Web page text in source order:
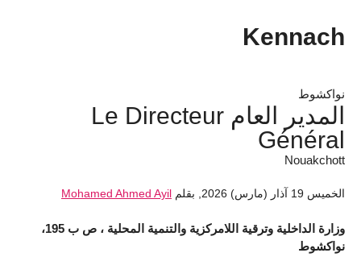
Kennach
نواكشوط
المدير العام Le Directeur
Général
Nouakchott
الخميس 19 آذار (مارس) 2026 بقلم Mohamed Ahmed Ayil
وزارة اﻟﺪاﺧﻠﻴﺔ وﺗﺮﻗﻴﺔ اﻟﻼﻣﺮﻛﺰﻳﺔ واﻟﺘﻨﻤﻴﺔ اﻟﻤﺤﻠﻴﺔ ، ص ب 195،
ﻧﻮاﻛﺸﻮط